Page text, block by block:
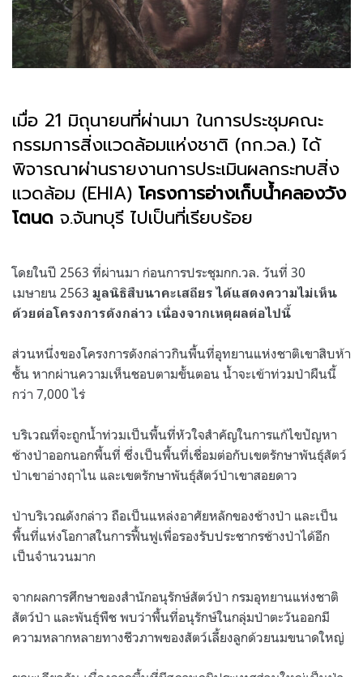
เมื่อ 21 มิถุนายนที่ผ่านมา ในการประชุมคณะ
กรรมการสิ่งแวดล้อมแห่งชาติ (กก.วล.) ได้
พิจารณาผ่านรายงานการประเมินผลกระทบสิ่ง
แวดล้อม (EHIA) โครงการอ่างเก็บน้ำคลองวัง
โตนด จ.จันทบุรี ไปเป็นที่เรียบร้อย
โดยในปี 2563 ที่ผ่านมา ก่อนการประชุมกก.วล. วันที่ 30
เมษายน 2563 มูลนิธิสืบนาคะเสถียร ได้แสดงความไม่เห็น
ด้วยต่อโครงการดังกล่าว เนื่องจากเหตุผลต่อไปนี้
ส่วนหนึ่งของโครงการดังกล่าวกินพื้นที่อุทยานแห่งชาติเขาสิบห้า
ชั้น หากผ่านความเห็นชอบตามขั้นตอน น้ำจะเข้าท่วมป่าผืนนี้
กว่า 7,000ไร่
บริเวณที่จะถูกน้ำท่วมเป็นพื้นที่หัวใจสำคัญในการแก้ไขปัญหา
ช้างป่าออกนอกพื้นที่ ซึ่งเป็นพื้นที่เชื่อมต่อกับเขตรักษาพันธุ์สัตว์
ป่าเขาอ่างฤาไน และเขตรักษาพันธุ์สัตว์ป่าเขาสอยดาว
ป่าบริเวณดังกล่าว ถือเป็นแหล่งอาศัยหลักของช้างป่า และเป็น
พื้นที่แห่งโอกาสในการฟื้นฟูเพื่อรองรับประชากรช้างป่าได้อีก
เป็นจำนวนมาก
จากผลการศึกษาของสำนักอนุรักษ์สัตว์ป่า กรมอุทยานแห่งชาติ
สัตว์ป่า และพันธุ์พืช พบว่าพื้นที่อนุรักษ์ในกลุ่มป่าตะวันออกมี
ความหลากหลายทางชีวภาพของสัตว์เลี้ยงลูกด้วยนมขนาดใหญ่